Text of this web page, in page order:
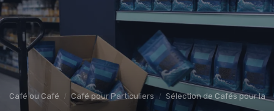
Café ou Café Café pour Particuliers Sélection de Cafés pour la